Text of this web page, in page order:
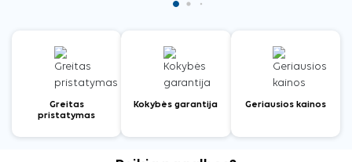
Greitas
pristatymas
Kokybės garantija Geriausios kainos